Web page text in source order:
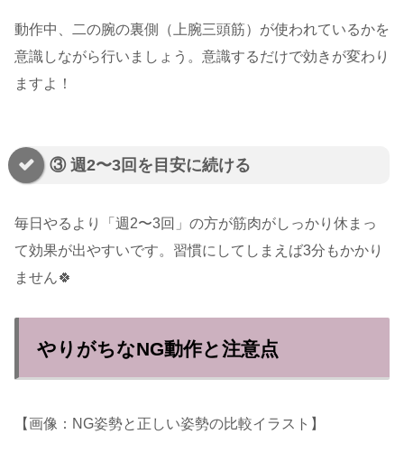
動作中、二の腕の裏側（上腕三頭筋）が使われているかを
意識しながら行いましょう。意識するだけで効きが変わり
ますよ！
③ 週2〜3回を目安に続ける
毎日やるより「週2〜3回」の方が筋肉がしっかり休まっ
て効果が出やすいです。習慣にしてしまえば3分もかかり
ません🍀
やりがちなNG動作と注意点
【画像：NG姿勢と正しい姿勢の比較イラスト】